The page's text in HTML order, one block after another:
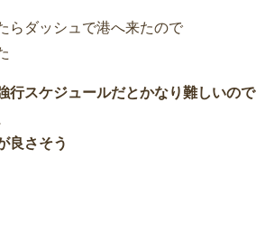
らダッシュで港へ来たので
行スケジュールだとかなり難しいので
良さそう